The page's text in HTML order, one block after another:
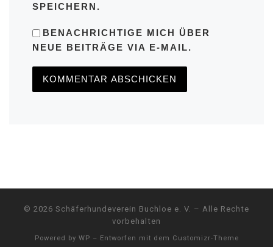
SPEICHERN.
BENACHRICHTIGE MICH ÜBER
NEUE BEITRÄGE VIA E-MAIL.
© 2026 Schäferhundeverein Buchloe e. V. – Alle Rechte
vorbehalten
Powered by WP – Entworfen mit dem Customizr-Theme